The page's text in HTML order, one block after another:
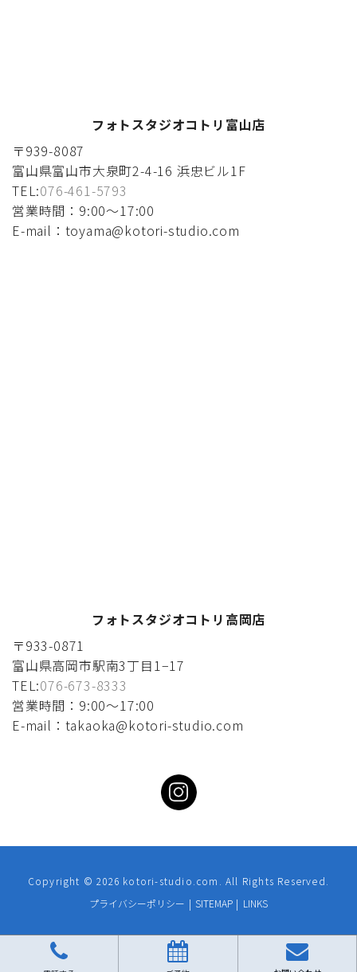
フォトスタジオコトリ富山店
〒939-8087
富山県富山市大泉町2-4-16 浜忠ビル1F
TEL:076-461-5793
営業時間：9:00〜17:00
E-mail：toyama@kotori-studio.com
フォトスタジオコトリ高岡店
〒933-0871
富山県高岡市駅南3丁目1−17
TEL:076-673-8333
営業時間：9:00〜17:00
E-mail：takaoka@kotori-studio.com
Copyright ©2026 kotori-studio.com. All Rights Reserved.
プライバシーポリシー | SITEMAP | LINKS